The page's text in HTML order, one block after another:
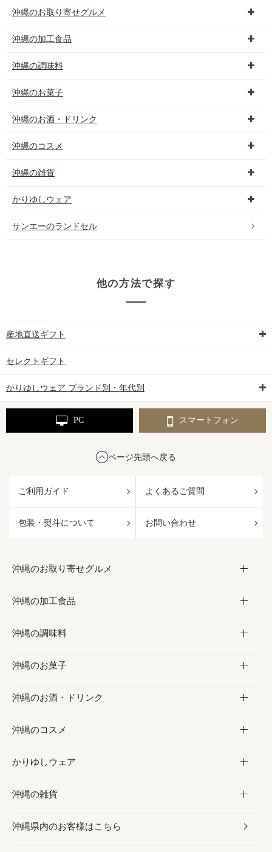
沖縄のお取り寄せグルメ
沖縄の加工食品
沖縄の調味料
沖縄のお菓子
沖縄のお酒・ドリンク
沖縄のコスメ
沖縄の雑貨
かりゆしウェア
サンエーのランドセル
他の方法で探す
産地直送ギフト
セレクトギフト
かりゆしウェア ブランド別・年代別
PC スマートフォン
ページ先頭へ戻る
ご利用ガイド よくあるご質問
包装・熨斗について お問い合わせ
沖縄のお取り寄せグルメ
お取り寄せグルメ
フルーツ・野菜
お肉
海産物
沖縄の加工食品
加工食品
缶詰／パウチ
沖縄料理
沖縄そば／乾麺
レトルト食品
乾物／粉類
沖縄の調味料
調味料
砂糖／黒砂糖
塩
お酢／ドレッシング
しょうゆ
みそ
沖縄のお菓子
お菓子
黒糖
ちんすこう
伝統菓子
スナック
沖縄のお酒・ドリンク
お酒・ドリンク
泡盛
ビール・チューハイ
ワイン・ウィスキー・カクテル
沖縄のコスメ
コスメ
スキンケア
ボディケア
かりゆしウェア
かりゆしウェア
メンズ
沖縄の雑貨
雑貨
沖縄県内のお客様はこちら